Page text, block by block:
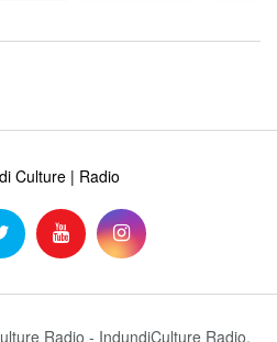
Radio - IndundiCulture Radio.